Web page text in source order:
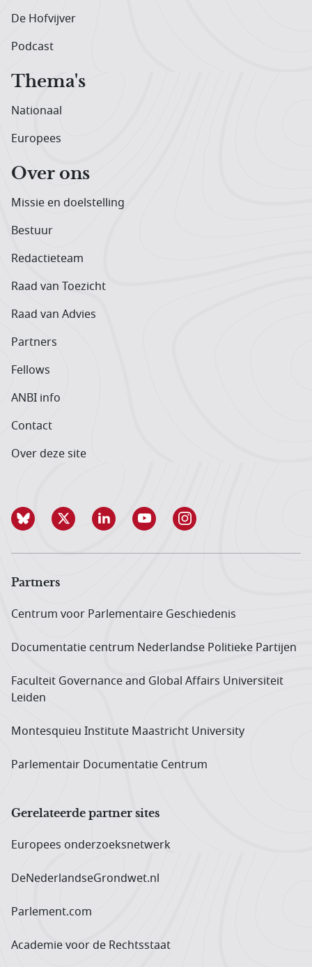
De Hofvijver
Podcast
Thema's
Nationaal
Europees
Over ons
Missie en doelstelling
Bestuur
Redactieteam
Raad van Toezicht
Raad van Advies
Partners
Fellows
ANBI info
Contact
Over deze site
Partners
Centrum voor Parlementaire Geschiedenis
Documentatie centrum Neder­landse Politieke Partijen
Faculteit Governance and Global Affairs Universiteit
Leiden
Montesquieu Institute Maastricht University
Parlementair Documentatie Centrum
Gerelateerde partner sites
Europees onderzoeks­netwerk
DeNederlandseGrondwet.nl
Parlement.com
Academie voor de Rechtsstaat